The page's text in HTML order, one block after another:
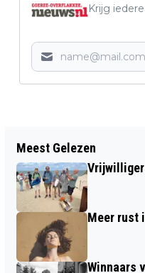
Krijg
CIRCULAIR ZHD
TIJDENS
Meest Gelezen
Meer rust
Winnaars